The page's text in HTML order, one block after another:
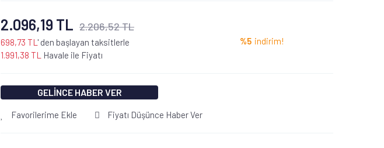
2.096,19 TL 2.206,52 TL
698,73 TL ' den başlayan taksitlerle %5 indirim!
1.991,38 TL
Havale ile Fiyatı
GELİNCE HABER VER
Favorilerime Ekle Fiyatı Düşünce Haber Ver